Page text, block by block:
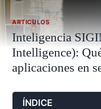
ARTICULOS
Inteligencia
Intelligence):
aplicaciones en
ÍNDICE